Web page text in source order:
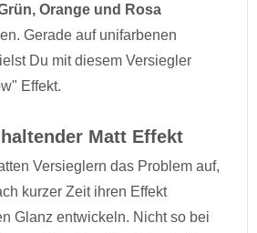
Orange und Rosa
Gerade auf unifarbenen
Du mit diesem Versiegler
Effekt.
Matt Effekt
Versieglern das Problem auf,
kurzer Zeit ihren Effekt
Glanz entwickeln. Nicht so bei